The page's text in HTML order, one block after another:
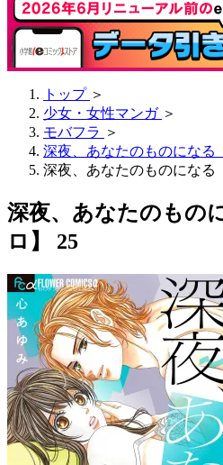
トップ ＞
少女・女性マンガ ＞
モバフラ ＞
深夜、あなたのものになる
深夜、あなたのものになる
深夜、あなたのもの
ロ】 25